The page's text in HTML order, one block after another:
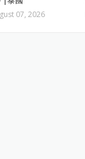
07, 2026